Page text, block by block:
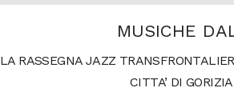
MUSICHE
LA RASSEGNA JAZZ
CITTA’ DI